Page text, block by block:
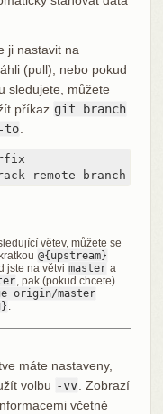
ji nastavit na
(pull), nebo pokud
sledujete, můžete
příkaz git branch
to.
remote branch
větev, můžete se
@{upstream}
jste na větvi master a
, pak (pokud chcete)
origin/master
.
máte nastaveny,
volbu -vv. Zobrazí
včetně